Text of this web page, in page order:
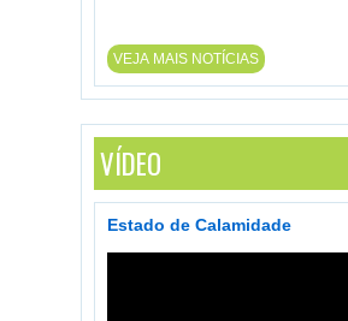
VEJA MAIS NOTÍCIAS
VÍDEO
Estado de Calamidade